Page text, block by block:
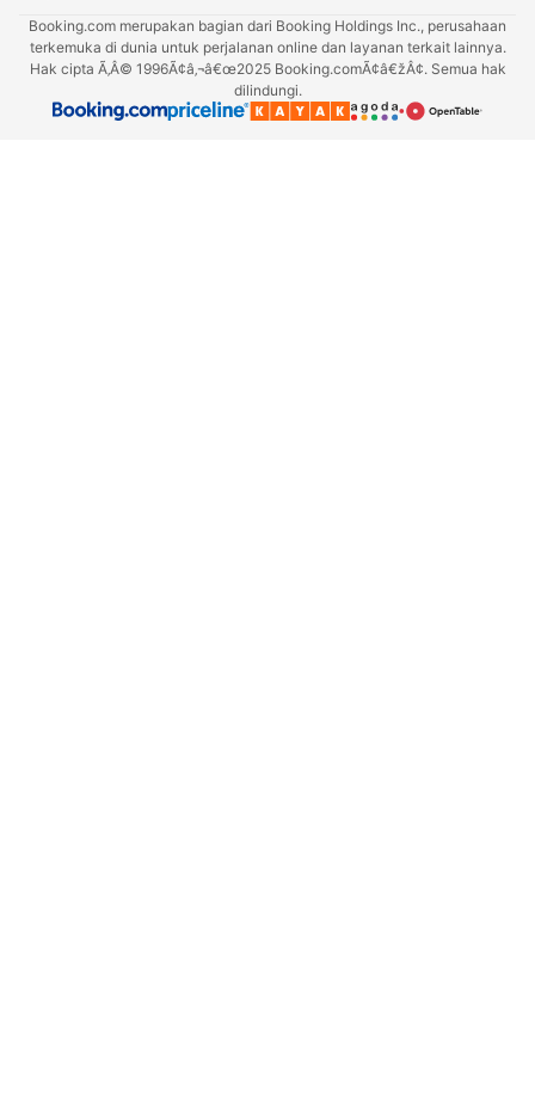
Booking.com merupakan bagian dari Booking Holdings Inc., perusahaan
terkemuka di dunia untuk perjalanan online dan layanan terkait lainnya.
Hak cipta Ã‚Â© 1996Ã¢â‚¬â€œ2025 Booking.comÃ¢â€žÂ¢. Semua hak
dilindungi.